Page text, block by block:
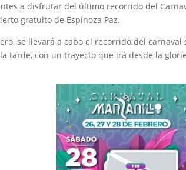
a disfrutar del último recorrido del
gratuito de Espinoza Paz.
se llevará a cabo el recorrido del
tarde, con un trayecto que irá desde la